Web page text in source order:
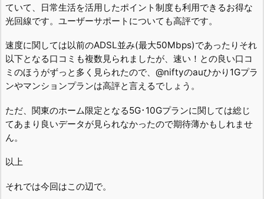
ていて、日常生活を活用したポイント制度も利用できるお得な
光回線です。ユーザーサポートについても高評です。
速度に関しては以前のADSL並み(最大50Mbps)であったりそれ
以下となる口コミも複数見られましたが、速い！との良い口コ
ミのほうがずっと多く見られたので、@niftyのauひかり1Gプラ
ンやマンションプランは高評と言えるでしょう。
ただ、関東のホーム限定となる5G･10Gプランに関しては総じ
てあまり良いデータが見られなかったので期待薄かもしれませ
ん。
以上
それでは今回はこの辺で。